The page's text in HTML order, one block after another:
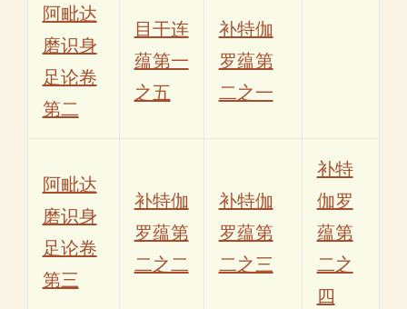
阿毗达
磨识身
足论卷
第二
目干连
蕴第一
之五
补特伽
罗蕴第
二之一
阿毗达
磨识身
足论卷
第三
补特伽
罗蕴第
二之二
补特伽
罗蕴第
二之三
补特
伽罗
蕴第
二之
四